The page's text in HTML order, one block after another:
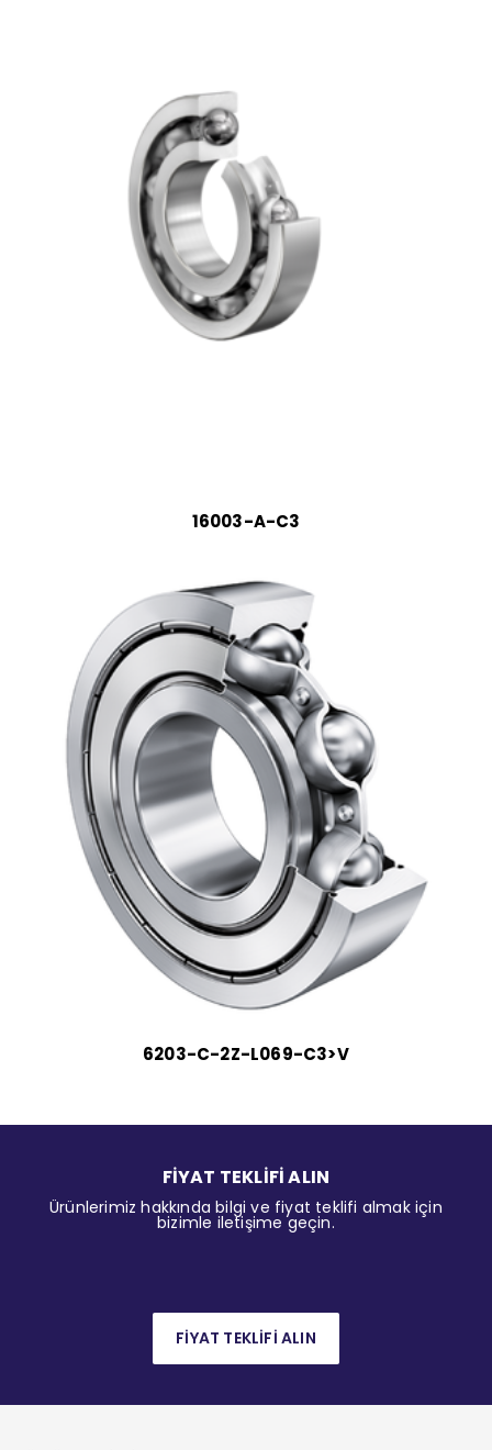
16003-A-C3
6203-C-2Z-L069-C3>V
FİYAT TEKLİFİ ALIN
Ürünlerimiz hakkında bilgi ve fiyat teklifi almak için
bizimle iletişime geçin.
FİYAT TEKLİFİ ALIN